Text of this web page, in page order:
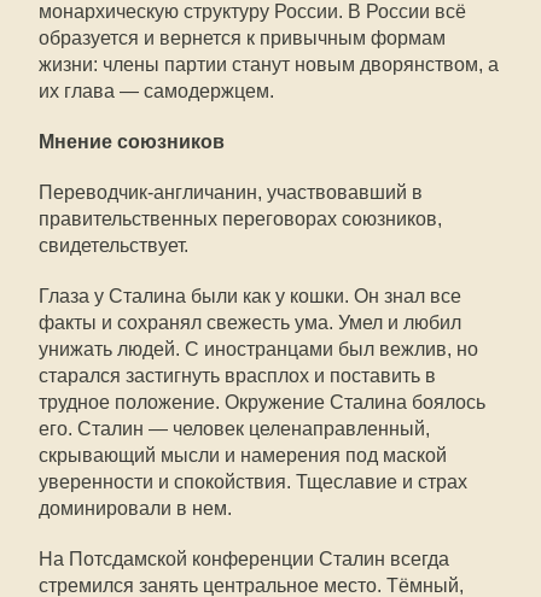
монархическую структуру России. В России всё
образуется и вернется к привычным формам
жизни: члены партии станут новым дворянством, а
их глава — самодержцем.
Мнение союзников
Переводчик-англичанин, участвовавший в
правительственных переговорах союзников,
свидетельствует.
Глаза у Сталина были как у кошки. Он знал все
факты и сохранял свежесть ума. Умел и любил
унижать людей. С иностранцами был вежлив, но
старался застигнуть врасплох и поставить в
трудное положение. Окружение Сталина боялось
его. Сталин — человек целенаправленный,
скрывающий мысли и намерения под маской
уверенности и спокойствия. Тщеславие и страх
доминировали в нем.
На Потсдамской конференции Сталин всегда
стремился занять центральное место. Тёмный,